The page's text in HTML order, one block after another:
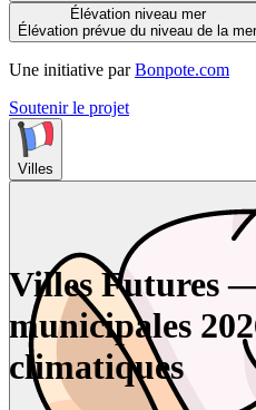
Élévation niveau mer
Élévation prévue du niveau de la mer
Une initiative par Bonpote.com
Soutenir le projet
Villes
Villes Futures
municipales
climatiques